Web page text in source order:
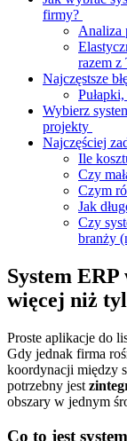
firmy?
Analiza
razem z
Najczęstsze
Wybierz
projekty
Najczęściej
Ile
Czy
Czym
Jak
Czy
branży
System
więcej niż
Proste aplikacje do
Gdy jednak firma
koordynacji między
potrzebny jest
obszary w jednym
Co to jest